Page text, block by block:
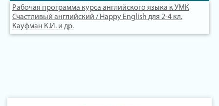
Рабочая программа курса английского языка к УМК
Счастливый английский / Happy English для 2-4 кл.
Кауфман К.И. и др.